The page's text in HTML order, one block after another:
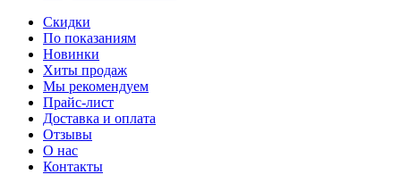
Скидки
По показаниям
Новинки
Хиты продаж
Мы рекомендуем
Прайс-лист
Доставка и оплата
Отзывы
О нас
Контакты